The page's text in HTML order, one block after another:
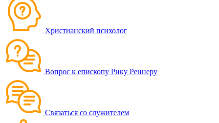
Христианский психолог
Вопрос к епископу Рику Реннеру
Связаться со служителем